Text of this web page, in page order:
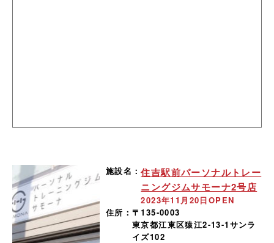
施設名：住吉駅前パーソナルトレー
ニングジムサモーナ2号店
2023年11月20日OPEN
住所： 〒135-0003
東京都江東区猿江2-13-1サンラ
イズ102